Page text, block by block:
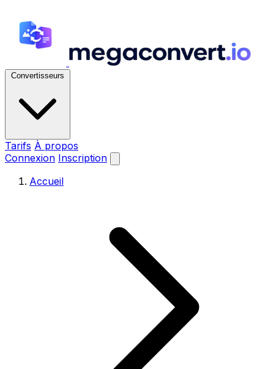
Convertisseurs
Tarifs À propos
Connexion Inscription
Accueil